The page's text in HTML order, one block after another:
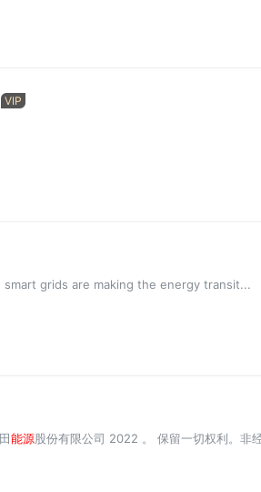
VIP
grids are making the energy transit...
能源股份有限公司 2022 。 保留一切权利。非